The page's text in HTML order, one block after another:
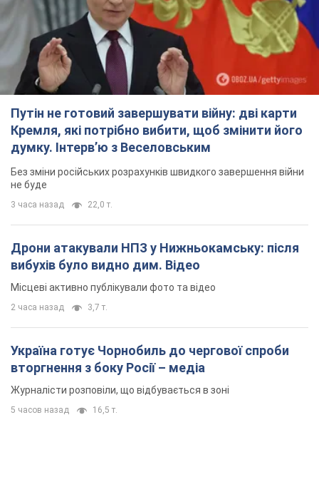
Путін не готовий завершувати війну: дві карти
Кремля, які потрібно вибити, щоб змінити його
думку. Інтерв’ю з Веселовським
Без зміни російських розрахунків швидкого завершення війни
не буде
3 часа назад 22,0 т.
Дрони атакували НПЗ у Нижньокамську: після
вибухів було видно дим. Відео
Місцеві активно публікували фото та відео
2 часа назад 3,7 т.
Україна готує Чорнобиль до чергової спроби
вторгнення з боку Росії – медіа
Журналісти розповіли, що відбувається в зоні
5 часов назад 16,5 т.